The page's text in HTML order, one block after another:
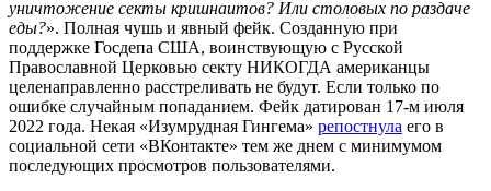
уничтожение секты кришнаитов? Или столовых по раздаче
еды?». Полная чушь и явный фейк. Созданную при
поддержке Госдепа США, воинствующую с Русской
Православной Церковью секту НИКОГДА американцы
целенаправленно расстреливать не будут. Если только по
ошибке случайным попаданием. Фейк датирован 17-м июля
2022 года. Некая «Изумрудная Гингема» репостнула его в
социальной сети «ВКонтакте» тем же днем с минимумом
последующих просмотров пользователями.